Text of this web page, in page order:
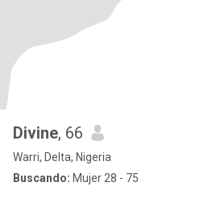
Divine, 66
Warri, Delta, Nigeria
Buscando: Mujer 28 - 75